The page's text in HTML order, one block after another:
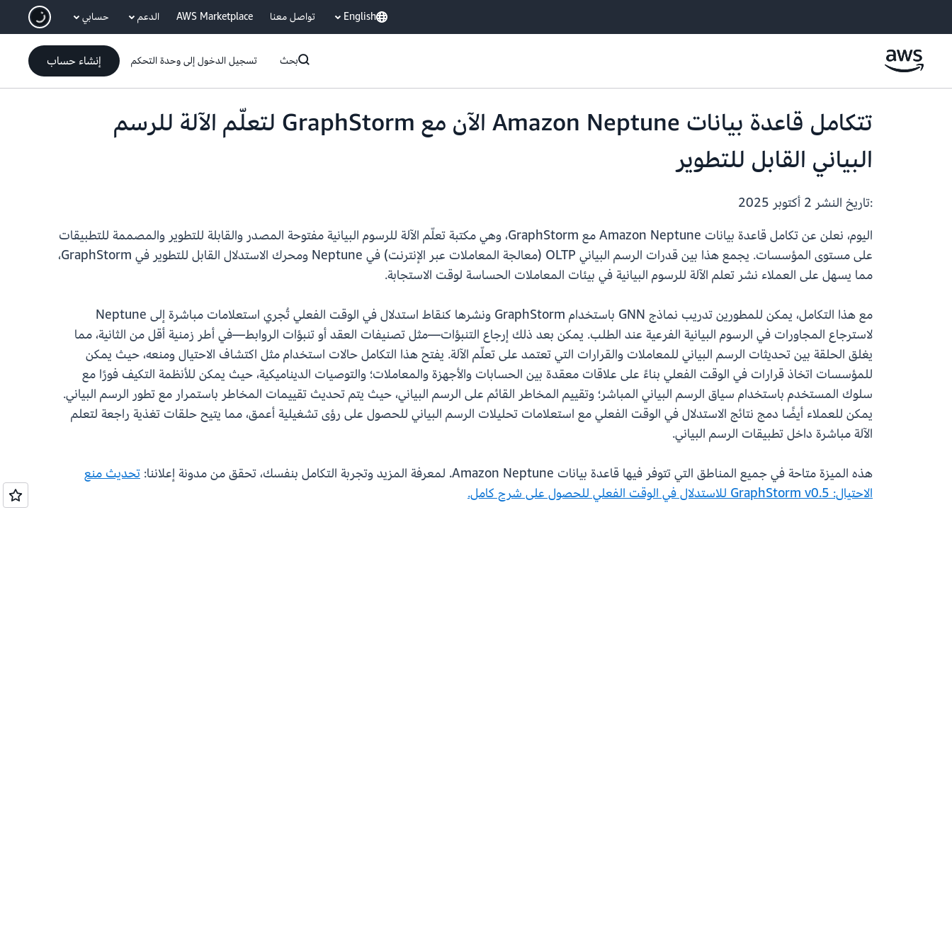
انتقل إلى المحتوى الرئيسي English تواصل معنا AWS Marketplace الدعم حسابي
بحث تسجيل الدخول إلى وحدة التحكم إنشاء حساب
تتكامل قاعدة بيانات Amazon Neptune الآن مع GraphStorm لتعلّم الآلة للرسم
البياني القابل للتطوير
:تاريخ النشر
اليوم، نعلن عن تكامل قاعدة بيانات Amazon Neptune مع GraphStorm، وهي مكتبة تعلّم الآلة للرسوم البيانية مفتوحة المصدر والقابلة للتطوير والمصممة للتطبيقات
على مستوى المؤسسات. يجمع هذا بين قدرات الرسم البياني OLTP (معالجة المعاملات عبر الإنترنت) في Neptune ومحرك الاستدلال القابل للتطوير في GraphStorm،
مما يسهل على العملاء نشر تعلم الآلة للرسوم البيانية في بيئات المعاملات الحساسة لوقت الاستجابة.
مع هذا التكامل، يمكن للمطورين تدريب نماذج GNN باستخدام GraphStorm ونشرها كنقاط استدلال في الوقت الفعلي تُجري استعلامات مباشرة إلى Neptune
لاسترجاع المجاورات في الرسوم البيانية الفرعية عند الطلب. يمكن بعد ذلك إرجاع التنبؤات—مثل تصنيفات العقد أو تنبؤات الروابط—في أطر زمنية أقل من الثانية، مما
يغلق الحلقة بين تحديثات الرسم البياني للمعاملات والقرارات التي تعتمد على تعلّم الآلة. يفتح هذا التكامل حالات استخدام مثل اكتشاف الاحتيال ومنعه، حيث يمكن
للمؤسسات اتخاذ قرارات في الوقت الفعلي بناءً على علاقات معقدة بين الحسابات والأجهزة والمعاملات؛ والتوصيات الديناميكية، حيث يمكن للأنظمة التكيف فورًا مع
سلوك المستخدم باستخدام سياق الرسم البياني المباشر؛ وتقييم المخاطر القائم على الرسم البياني، حيث يتم تحديث تقييمات المخاطر باستمرار مع تطور الرسم البياني.
يمكن للعملاء أيضًا دمج نتائج الاستدلال في الوقت الفعلي مع استعلامات تحليلات الرسم البياني للحصول على رؤى تشغيلية أعمق، مما يتيح حلقات تغذية راجعة لتعلم
الآلة مباشرة داخل تطبيقات الرسم البياني.
هذه الميزة متاحة في جميع المناطق التي تتوفر فيها قاعدة بيانات Amazon Neptune. لمعرفة المزيد وتجربة التكامل بنفسك، تحقق من مدونة إعلاننا:
تحديث منع
الاحتيال: GraphStorm v0.5 للاستدلال في الوقت الفعلي للحصول على شرح كامل.